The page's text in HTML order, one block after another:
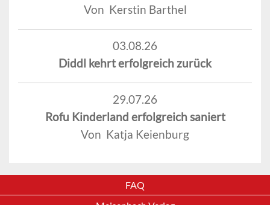
Von Kerstin Barthel
03.08.26
Diddl kehrt erfolgreich zurück
29.07.26
Rofu Kinderland erfolgreich saniert
Von Katja Keienburg
FAQ